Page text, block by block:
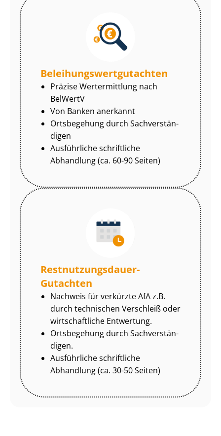
Be­lei­hungs­wert­gut­ach­ten
Präzise Wertermittlung nach
BelWertV
Von Banken anerkannt
Ortsbegehung durch Sach­ver­stän­
di­gen
Ausführliche schriftliche
Abhandlung (ca. 60-90 Seiten)
Rest­nut­zungs­dau­er-
Gutachten
Nachweis für verkürzte AfA z.B.
durch technischen Verschleiß oder
wirtschaftliche Entwertung.
Ortsbegehung durch Sach­ver­stän­
di­gen.
Ausführliche schriftliche
Abhandlung (ca. 30-50 Seiten)